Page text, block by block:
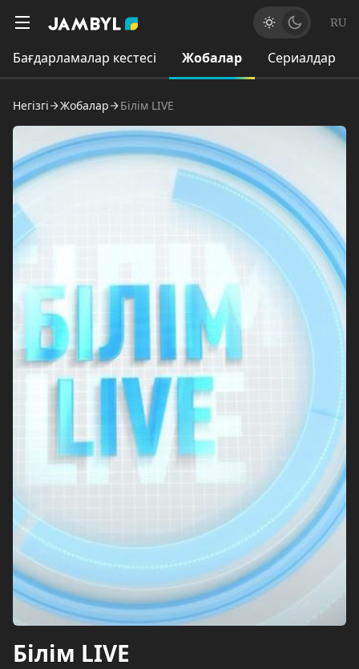
RU
Бағдарламалар кестесі Жобалар Сериалдар
Негізгі Жобалар Білім LIVE
Білім LIVE